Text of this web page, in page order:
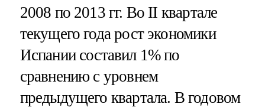
2008 по 2013 гг. Во II квартале
текущего года рост экономики
Испании составил 1% по
сравнению с уровнем
предыдущего квартала. В годовом